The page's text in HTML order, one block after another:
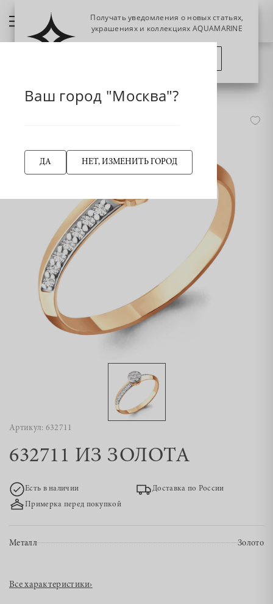
Артикул: 632711
632711 ИЗ ЗОЛОТА
Есть в наличии
Доставка по России
Примерка перед покупкой
Металл Золото
Все характеристики›
Ваш город "Москва"?
ДА НЕТ, ИЗМЕНИТЬ ГОРОД
Получать уведомления о новых статьях,
украшениях и коллекциях AQUAMARINE